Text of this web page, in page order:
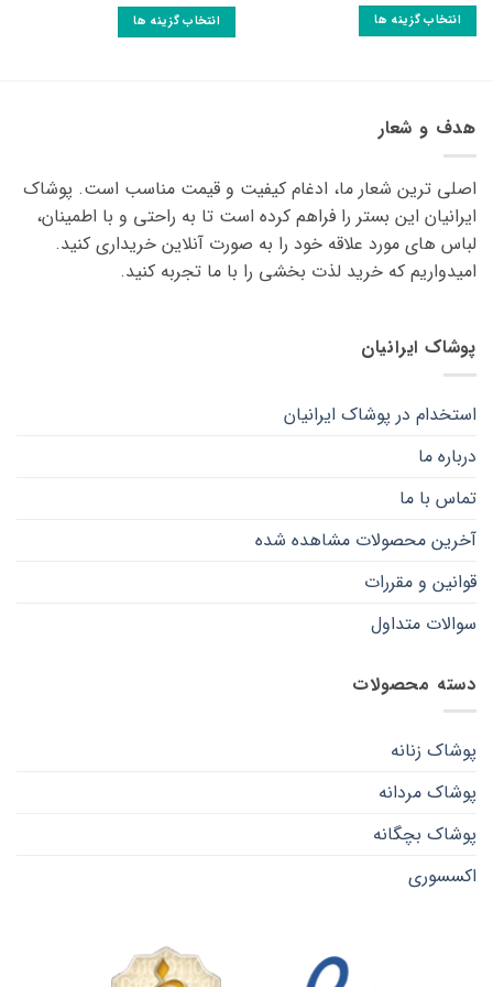
انتخاب گزینه ها
انواع
مختلفی
می
باشد.
گزینه
ها
ممکن
است
محصول
انتخاب
5
انتخاب گزینه ها
باشد.
گزینه
ممکن
است
هدف و شعار
اصلی ترین شعار ما، ادغام کیفیت و قیمت مناسب است. پوشاک
ایرانیان این بستر را فراهم کرده است تا به راحتی و با اطمینان،
لباس های مورد علاقه ‌خود را به صورت آنلاین خریداری کنید.
امیدواریم که خرید لذت ‌بخشی را با ما تجربه کنید.
پوشاک ایرانیان
استخدام در پوشاک ایرانیان
درباره ما
تماس با ما
آخرین محصولات مشاهده شده
قوانین و مقررات
سوالات متداول
دسته محصولات
پوشاک زنانه
پوشاک مردانه
پوشاک بچگانه
اکسسوری